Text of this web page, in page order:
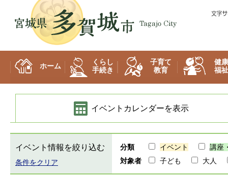
多賀城市
ホーム
くらし
手続き
子育て
教育
健康
福祉
イベントカレンダーを表示
イベント情報を絞り込む
条件をクリア
分類 イベント
講座
対象者
子ども 大人